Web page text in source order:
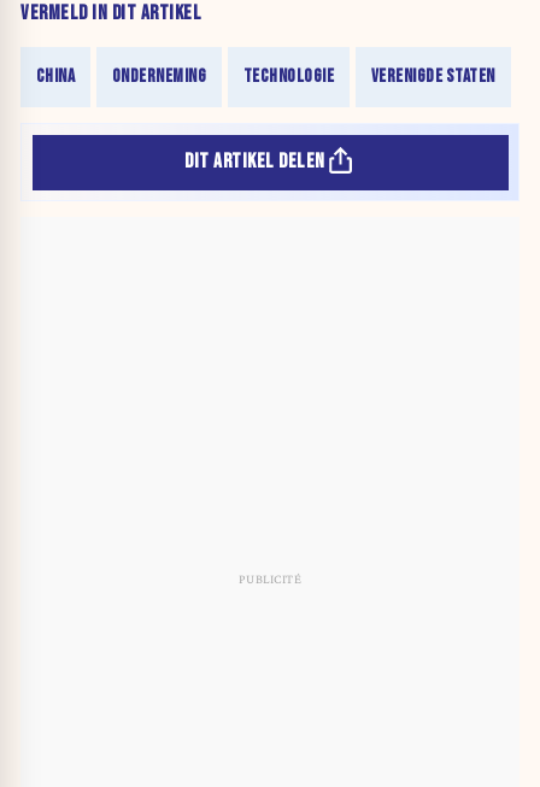
VERMELD IN DIT ARTIKEL
CHINA ONDERNEMING TECHNOLOGIE VERENIGDE STATEN
DIT ARTIKEL DELEN